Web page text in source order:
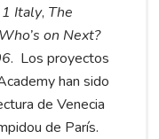
Italy, The
Who’s on Next?
. Los proyectos
han sido
de Venecia
de París.